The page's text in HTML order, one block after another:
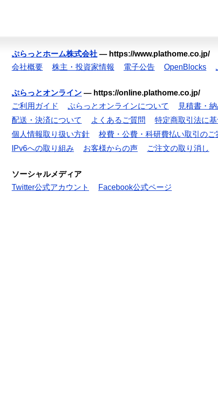
ぷらっとホーム株式会社 — https://www.plathome.co.jp/
会社概要
株主・投資家情報 電子公告 OpenBlocks
ぷらっとオンライン — https://online.plathome.co.jp/
ご利用ガイド
ぷらっとオンラインについて
見積書・
配送・決済について
よくあるご質問
特定商取引法に
個人情報取り扱い方針
校費・公費・科研費払い取引のご
IPv6への取り組み
お客様からの声 ご注文の取り消し
ソーシャルメディア
Twitter公式アカウント
Facebook公式ページ